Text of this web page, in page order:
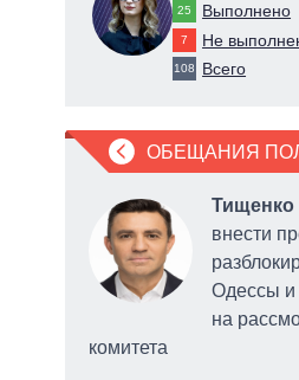
25 Выполнено
7 Не
108 Всего
ОБЕЩАНИЯ
внести
Одессы и
на
комитета